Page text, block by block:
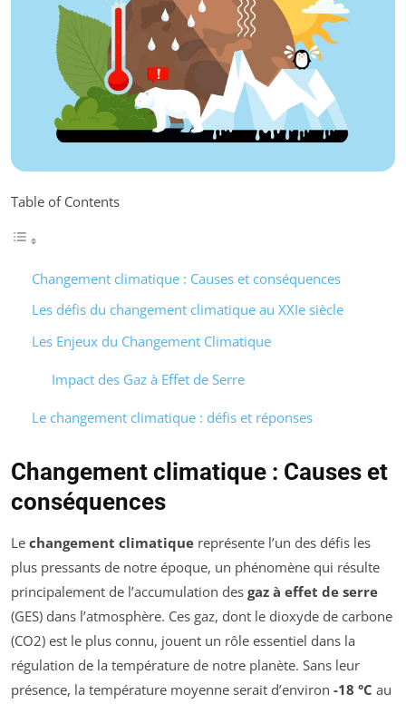
Table of Contents
Changement climatique : Causes et conséquences
Les défis du changement climatique au XXIe siècle
Les Enjeux du Changement Climatique
Impact des Gaz à Effet de Serre
Le changement climatique : défis et réponses
Changement climatique : Causes et
conséquences
Le changement climatique représente l’un des défis les
plus pressants de notre époque, un phénomène qui résulte
principalement de l’accumulation des gaz à effet de serre
(GES) dans l’atmosphère. Ces gaz, dont le dioxyde de carbone
(CO2) est le plus connu, jouent un rôle essentiel dans la
régulation de la température de notre planète. Sans leur
présence, la température moyenne serait d’environ -18 °C au